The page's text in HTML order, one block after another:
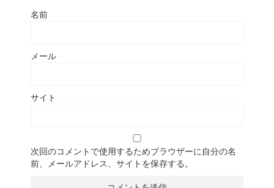
名前
メール
サイト
次回のコメントで使用するためブラウザーに自分の名
前、メールアドレス、サイトを保存する。